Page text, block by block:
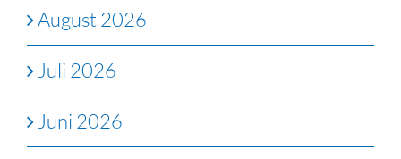
August 2026
Juli 2026
Juni 2026